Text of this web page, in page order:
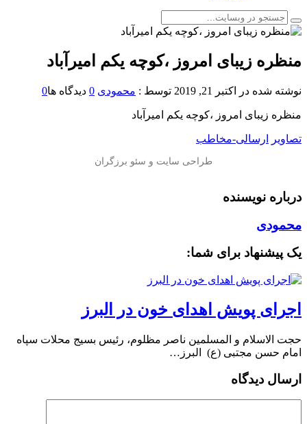
منظره‌‌ زیبای امروز ،کوچه یکم امیرآباد
نوشته شده در اکتبر 21, 2019 توسط : محمودی 0 دیدگاه ها0
منظره‌‌ زیبای امروز ،کوچه یکم امیرآباد
تصاویر ارسالی-مخاطب
درباره نویسنده
محمودی
یک پیشنهاد برای شما:
اجرای پویش اهدای خون در البرز
حجت الاسلام و المسلمین ناصر مظلوم، رئیس بسیج محلات سپاه
امام حسن مجتبی (ع) البرز…
ارسال دیدگاه